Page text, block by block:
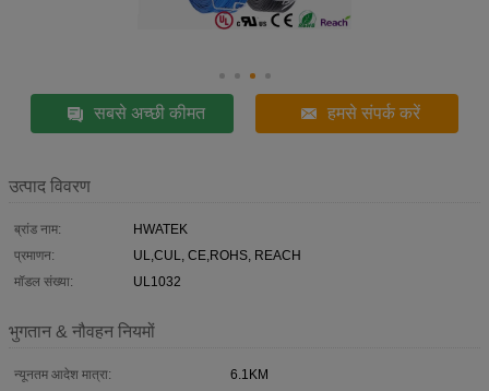
सबसे अच्छी कीमत हमसे संपर्क करें
उत्पाद विवरण
ब्रांड नाम:
HWATEK
प्रमाणन:
UL,CUL, CE,ROHS, REACH
मॉडल संख्या:
UL1032
भुगतान & नौवहन नियमों
न्यूनतम आदेश मात्रा:
6.1KM